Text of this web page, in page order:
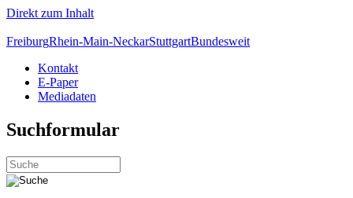
Direkt zum Inhalt
FreiburgRhein-Main-NeckarStuttgartBundesweit
Kontakt
E-Paper
Mediadaten
Suchformular